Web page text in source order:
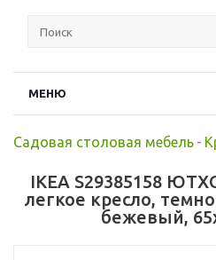
МЕНЮ
Садовая столовая мебель -
IKEA S29385158
легкое кресло,
бежевый,